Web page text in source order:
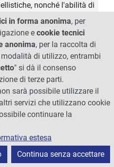
nonché l'abilità di
in modo efficace e
in forma scritta.
orale consiste in una
della durata di circa
finalizzata ad
i) il livello di
dei contenuti
metodologici, ii) il livello
soluzioni tecniche di
di modellazione
iii) l’autonomia di
in forma anonima, per
e cookie tecnici
anonima, per la raccolta di
di utilizzo, entrambi
" si dà il consenso
di terze parti.
sarà possibile utilizzare il
servizi che utilizzano cookie
continuare la
estesa
Continua senza accettare